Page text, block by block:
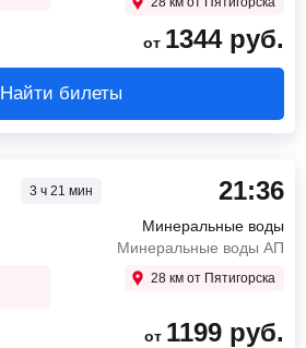
от 1344 руб.
Найти билеты
3 ч 21 мин 21:36
Минеральные воды
Минеральные воды АП
28 км от Пятигорска
от 1199 руб.